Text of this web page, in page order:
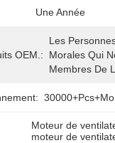
Une Année
OEM.:
Les
Morales Qui
Membres De
Moteur de
moteur de